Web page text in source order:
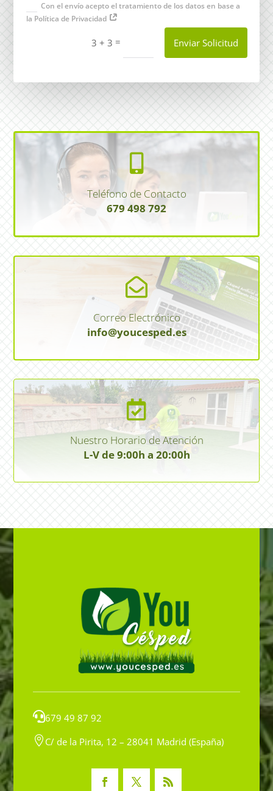
Con el envío acepto el tratamiento de los datos en base a
la Política de Privacidad
3 + 3 = Enviar Solicitud

Teléfono de Contacto
679 498 792

Correo Electrónico
info@youcesped.es

Nuestro Horario de Atención
L-V de 9:00h a 20:00h
679 49 87 92
 C/ de la Pirita, 12 – 28041 Madrid (España)